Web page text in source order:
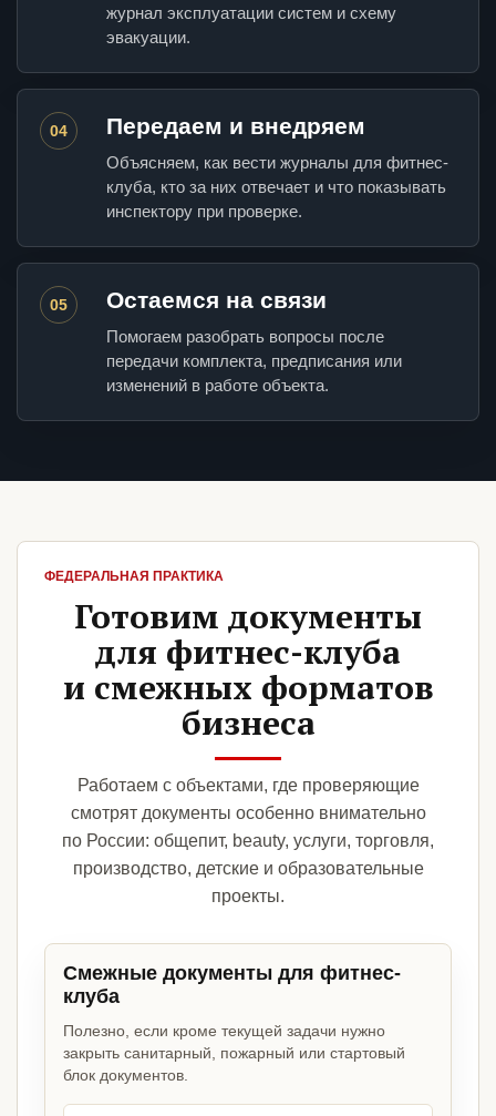
журнал эксплуатации систем и схему
эвакуации.
04 Передаем и внедряем
Объясняем, как вести журналы для фитнес-
клуба, кто за них отвечает и что показывать
инспектору при проверке.
05 Остаемся на связи
Помогаем разобрать вопросы после
передачи комплекта, предписания или
изменений в работе объекта.
ФЕДЕРАЛЬНАЯ ПРАКТИКА
Готовим документы
для фитнес-клуба
и смежных форматов
бизнеса
Работаем с объектами, где проверяющие
смотрят документы особенно внимательно
по России: общепит, beauty, услуги, торговля,
производство, детские и образовательные
проекты.
Смежные документы для фитнес-
клуба
Полезно, если кроме текущей задачи нужно
закрыть санитарный, пожарный или стартовый
блок документов.